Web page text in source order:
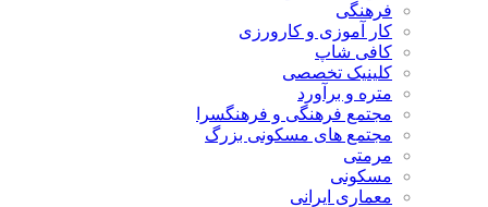
فرهنگی
کار آموزی و کارورزی
کافی شاپ
کلینیک تخصصی
متره و برآورد
مجتمع فرهنگی و فرهنگسرا
مجتمع های مسکونی بزرگ
مرمتی
مسکونی
معماری ایرانی